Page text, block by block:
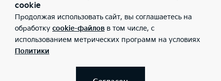
© 2026 Юридические лица ООО "Радар-Запад" (Фактический
адрес: г. Иваново, ул. Фрунзе, д. 92; Телефон: +7 (493) 258-77-
44; ИНН: 3702248424; ОГРН: 1203700015970), ООО «Киа Россия
и СНГ» (Фактический адрес: г.Москва, Валовая 26; Телефон: 8
800 301 08 80; ИНН: 7728674093; ОГРН: 5087746291760) ведут
получению на территории РФ. Информация о соответствующих
cookie
Продолжая использовать сайт, вы соглашаетесь на
обработку cookie-файлов в том числе, с
использованием метрических программ на условиях
Политики